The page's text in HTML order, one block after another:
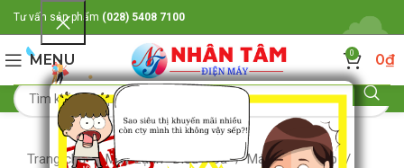
Tư vấn sản phẩm (028) 5408 7100
MENU 0 0₫
Trang chủ Máy Lạnh- Điều Hòa
Máy lạnh Sharp